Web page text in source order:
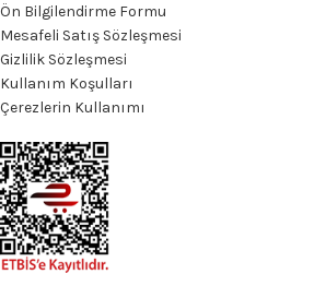
Ön Bilgilendirme Formu
Mesafeli Satış Sözleşmesi
Gizlilik Sözleşmesi
Kullanım Koşulları
Çerezlerin Kullanımı